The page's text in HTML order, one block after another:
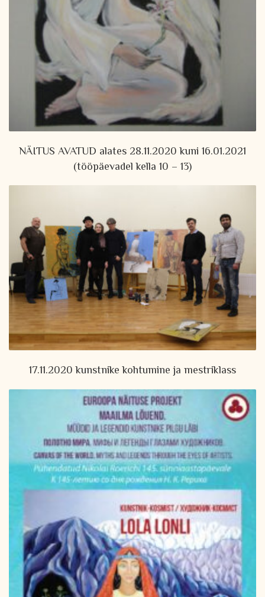
NÄITUS AVATUD alates 28.11.2020 kuni 16.01.2021
(tööpäevadel kella 10 – 13)
17.11.2020 kunstnike kohtumine ja mestriklass